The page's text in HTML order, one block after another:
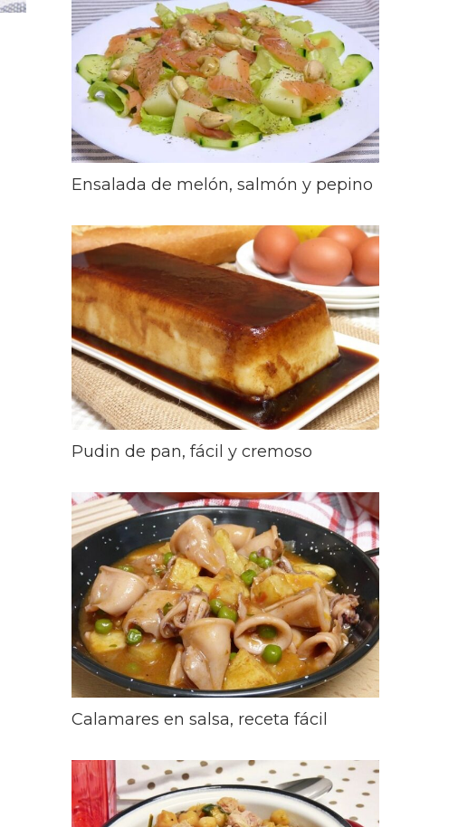
Ensalada de melón, salmón y pepino
Pudin de pan, fácil y cremoso
Calamares en salsa, receta fácil